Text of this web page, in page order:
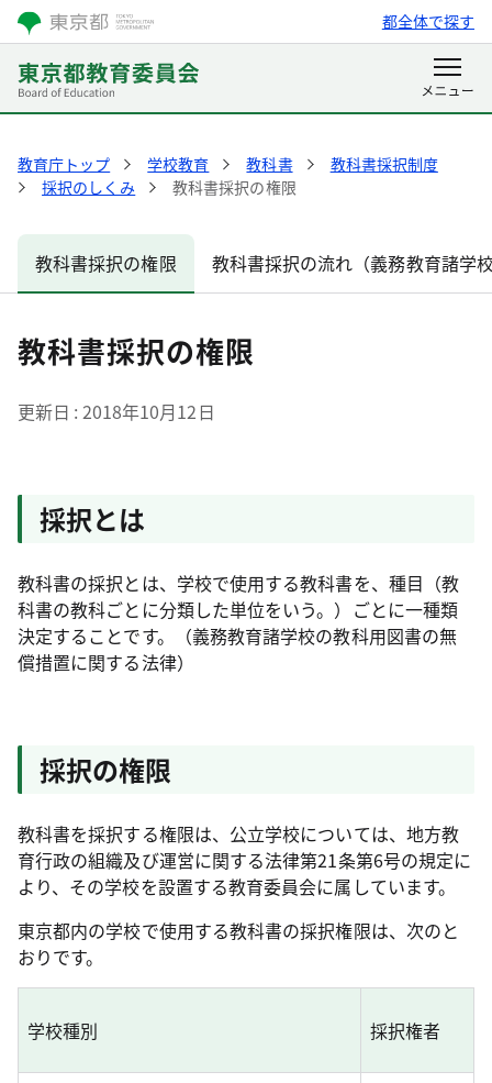
都全体で探す
教育庁トップ 学校教育 教科書
教科書採択制度
採択のしくみ
教科書採択の権限
教科書採択の権限 教科書採択の流れ（義務教育諸学
教科書採択の権限
更新日 2018年10月12日
採択とは
教科書の採択とは、学校で使用する教科書を、種目（教
科書の教科ごとに分類した単位をいう。）ごとに一種類
決定することです。（義務教育諸学校の教科用図書の無
償措置に関する法律）
採択の権限
教科書を採択する権限は、公立学校については、地方教
育行政の組織及び運営に関する法律第21条第6号の規定に
より、その学校を設置する教育委員会に属しています。
東京都内の学校で使用する教科書の採択権限は、次のと
おりです。
学校種別 採択権者